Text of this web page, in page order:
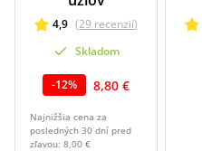
4,9 (29 recenzií)
Skladom
-12% 8,80 €
Najnižšia cena za
posledných 30 dní pred
zľavou: 8,00 €